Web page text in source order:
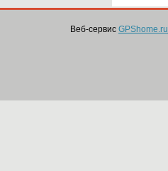
Веб-сервис GPShome.ru